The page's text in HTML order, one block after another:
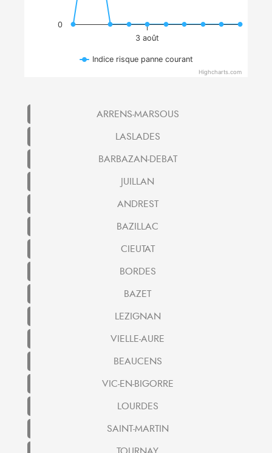
3 août
0
Indice risque panne courant
Highcharts.com
ARRENS-MARSOUS
LASLADES
BARBAZAN-DEBAT
JUILLAN
ANDREST
BAZILLAC
CIEUTAT
BORDES
BAZET
LEZIGNAN
VIELLE-AURE
BEAUCENS
VIC-EN-BIGORRE
LOURDES
SAINT-MARTIN